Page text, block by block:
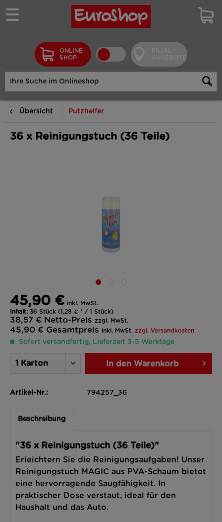
ONLINE
SHOP
Übersicht Putzhelfer
36 x Reinigungstuch (36 Teile)
45,90 € inkl. MwSt.
Inhalt: 36 Stück (1,28 € * / 1 Stück)
38,57 € Netto-Preis zzgl. MwSt.
45,90 € Gesamtpreis inkl. MwSt. zzgl. Versandkosten
Sofort versandfertig, Lieferzeit 3-5 Werktage
In den Warenkorb
Artikel-Nr.: 794257_36
Beschreibung
"36 x Reinigungstuch (36 Teile)"
Erleichtern Sie die Reinigungsaufgaben! Unser
Reinigungstuch MAGIC aus PVA-Schaum bietet
eine hervorragende Saugfähigkeit. In
praktischer Dose verstaut, ideal für den
Haushalt und das Auto.